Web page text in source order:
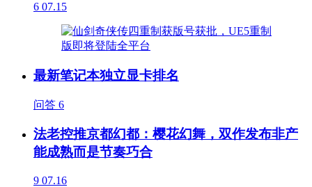
6 07.15
最新笔记本独立显卡排名
问答 6
法老控推京都幻都：樱花幻舞，双作发布非产
能成熟而是节奏巧合
9 07.16